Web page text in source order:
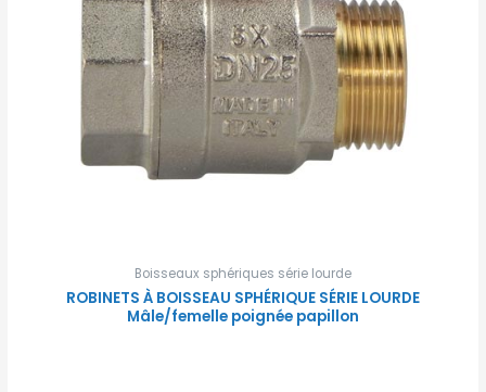
Boisseaux sphériques série lourde
ROBINETS À BOISSEAU SPHÉRIQUE SÉRIE LOURDE
Mâle/femelle poignée papillon